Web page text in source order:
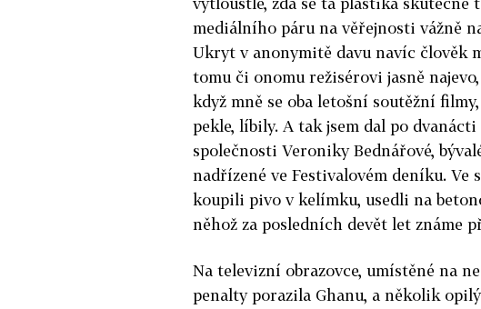
mediálního páru na věřejnosti vážně
Ukryt v anonymitě davu navíc člověk
tomu či onomu režisérovi jasně
když mně se oba letošní soutěžní
pekle, líbily. A tak jsem dal po
společnosti Veroniky Bednářové,
nadřízené ve Festivalovém deníku.
koupili pivo v kelímku, usedli na
něhož za posledních devět let známe
Na televizní obrazovce, umístěné na
penalty porazila Ghanu, a několik